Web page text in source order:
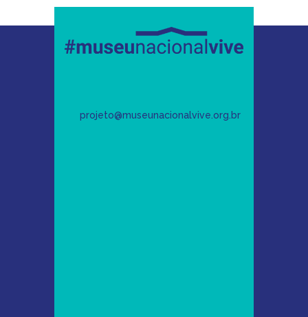
projeto@museunacionalvive.org.br